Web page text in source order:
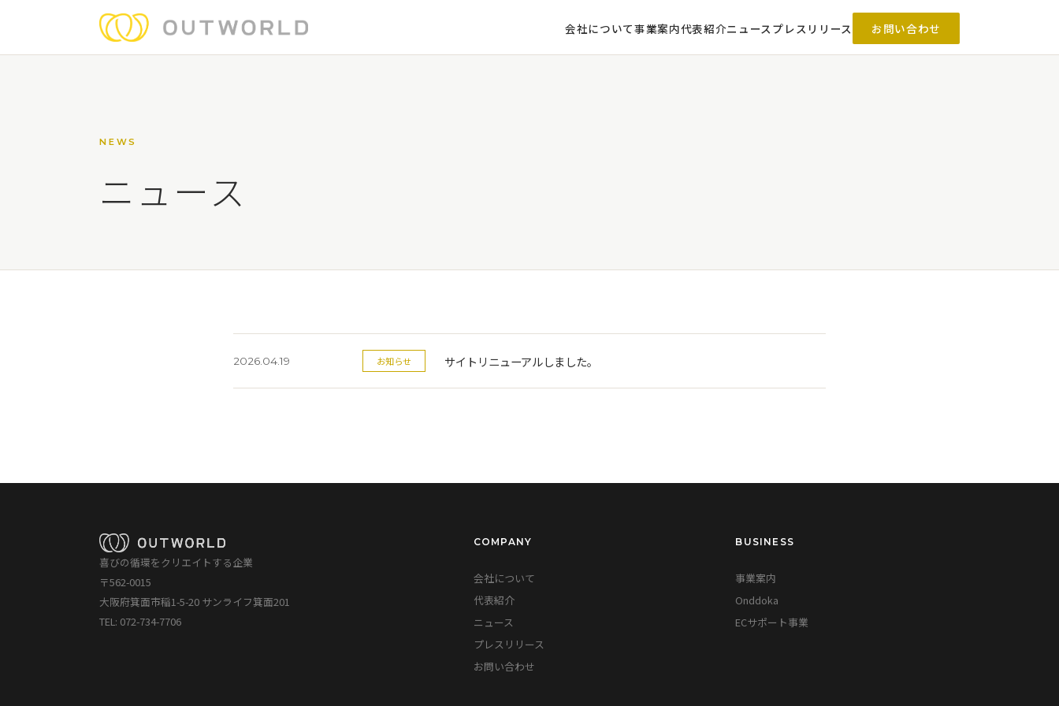
会社について事業案内代表紹介ニュース プレスリリース お問い合わせ
NEWS
ニュース
2026.04.19 お知らせ サイトリニューアルしました。
喜びの循環をクリエイトする企業
〒562-0015
大阪府箕面市稲1-5-20 サンライフ箕面201
TEL: 072-734-7706
COMPANY
会社について
代表紹介
ニュース
プレスリリース
お問い合わせ
BUSINESS
事業案内
Onddoka
ECサポート事業